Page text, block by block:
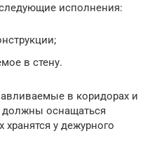
исполнения:
в стену.
в коридорах и
должны оснащаться
у дежурного